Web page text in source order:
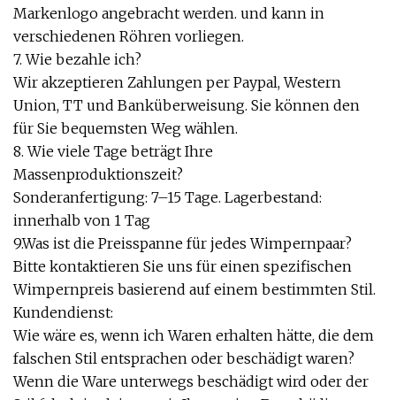
Markenlogo angebracht werden. und kann in
verschiedenen Röhren vorliegen.
7. Wie bezahle ich?
Wir akzeptieren Zahlungen per Paypal, Western
Union, TT und Banküberweisung. Sie können den
für Sie bequemsten Weg wählen.
8. Wie viele Tage beträgt Ihre
Massenproduktionszeit?
Sonderanfertigung: 7–15 Tage. Lagerbestand:
innerhalb von 1 Tag
9.Was ist die Preisspanne für jedes Wimpernpaar?
Bitte kontaktieren Sie uns für einen spezifischen
Wimpernpreis basierend auf einem bestimmten Stil.
Kundendienst:
Wie wäre es, wenn ich Waren erhalten hätte, die dem
falschen Stil entsprachen oder beschädigt waren?
Wenn die Ware unterwegs beschädigt wird oder der